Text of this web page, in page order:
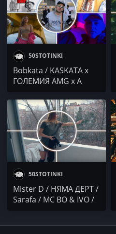
50STOTINKI
Bobkata / KASKATA x
ГОЛЕМИЯ AMG x А
x MUFASA / Dorothy
Takev / MARIO POPOV /
Ilin Ilinski
50STOTINKI
Mister D / НЯМА ДЕРТ /
Sarafa / MC BO & IVO /